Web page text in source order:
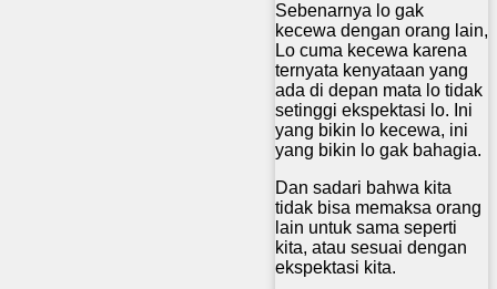
Sebenarnya lo gak
kecewa dengan orang lain,
Lo cuma kecewa karena
ternyata kenyataan yang
ada di depan mata lo tidak
setinggi ekspektasi lo. Ini
yang bikin lo kecewa, ini
yang bikin lo gak bahagia.
Dan sadari bahwa kita
tidak bisa memaksa orang
lain untuk sama seperti
kita, atau sesuai dengan
ekspektasi kita.